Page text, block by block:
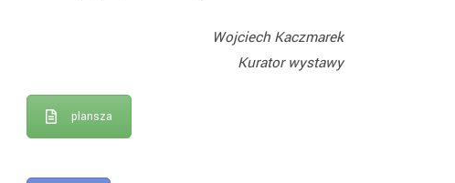
Wojciech Kaczmarek
Kurator wystawy
plansza